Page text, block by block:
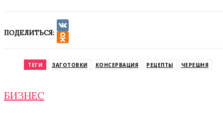
ПОДЕЛИТЬСЯ:
VK
ТЕГИ ЗАГОТОВКИ КОНСЕРВАЦИЯ РЕЦЕПТЫ ЧЕРЕШНЯ
БИЗНЕС